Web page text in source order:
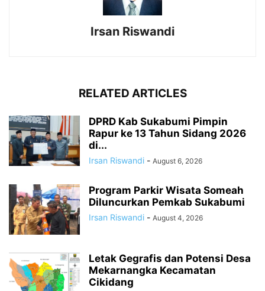
Irsan Riswandi
RELATED ARTICLES
DPRD Kab Sukabumi Pimpin
Rapur ke 13 Tahun Sidang 2026
di...
Irsan Riswandi - August 6, 2026
Program Parkir Wisata Someah
Diluncurkan Pemkab Sukabumi
Irsan Riswandi - August 4, 2026
Letak Gegrafis dan Potensi Desa
Mekarnangka Kecamatan
Cikidang